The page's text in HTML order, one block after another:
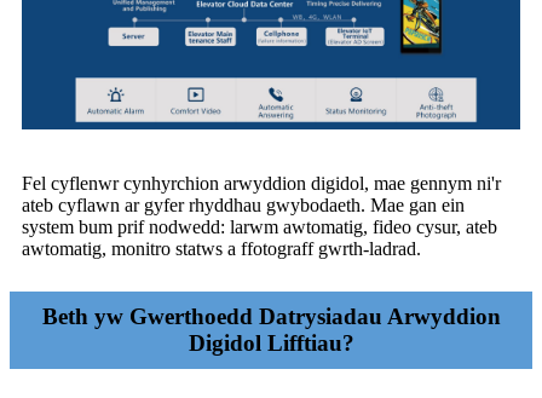
Fel cyflenwr cynhyrchion arwyddion digidol, mae gennym ni'r
ateb cyflawn ar gyfer rhyddhau gwybodaeth. Mae gan ein
system bum prif nodwedd: larwm awtomatig, fideo cysur, ateb
awtomatig, monitro statws a ffotograff gwrth-ladrad.
Beth yw Gwerthoedd Datrysiadau Arwyddion
Digidol Lifftiau?